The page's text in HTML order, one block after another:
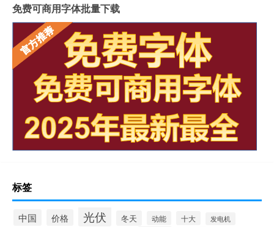
免费可商用字体批量下载
标签
中国 价格 光伏 冬天 动能 十大 发电机